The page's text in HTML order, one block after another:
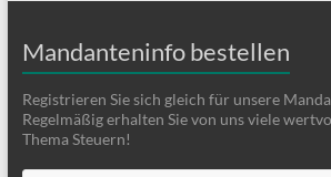
Mandanteninfo bestellen
Registrieren Sie sich gleich für unsere
Regelmäßig erhalten Sie von uns viele
Thema Steuern!